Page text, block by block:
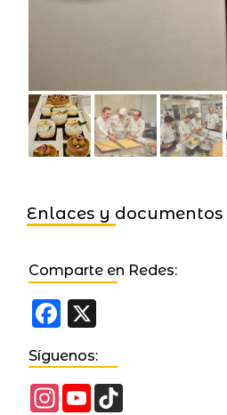
Enlaces y documentos
Comparte en Redes:
Facebook
Síguenos:
Instagram
YouTube
Channel